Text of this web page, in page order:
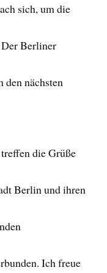
sich, um die
Der Berliner
nächsten
die Grüße
Berlin und ihren
Ich freue